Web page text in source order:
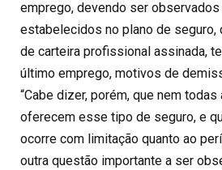
emprego, devendo ser
estabelecidos no plano de seguro,
de carteira profissional assinada,
último emprego, motivos de
“Cabe dizer, porém, que nem
oferecem esse tipo de seguro, e
ocorre com limitação quanto ao
outra questão importante a ser